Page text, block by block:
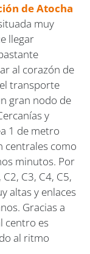
de Atocha
muy
llegar
al corazón de
transporte
gran nodo de
y
1 de metro
centrales como
minutos. Por
C3, C4, C5,
altas y enlaces
Gracias a
centro es
al ritmo